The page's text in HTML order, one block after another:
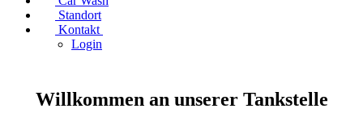
Standort
Kontakt
Login
Willkommen an unserer Tankstelle